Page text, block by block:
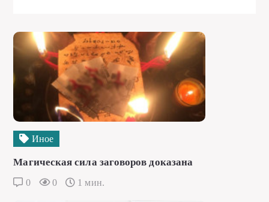
Иное
Магическая сила заговоров доказана
0 0 1 мин.